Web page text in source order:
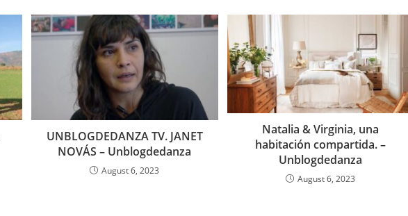
UNBLOGDEDANZA TV. JANET
NOVÁS – Unblogdedanza
August 6, 2023
Natalia & Virginia, una
habitación compartida. –
Unblogdedanza
August 6, 2023